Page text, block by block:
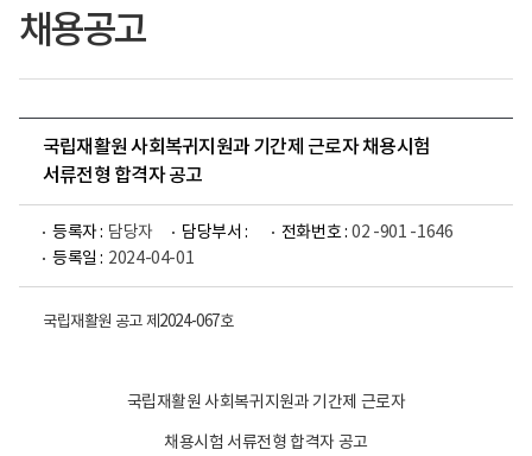
채용공고
국립재활원 사회복귀지원과 기간제 근로자 채용시험
서류전형 합격자 공고
등록자 : 담당자 담당부서 : 전화번호 : 02 -901 -1646
등록일 : 2024-04-01
국립재활원 공고 제2024-067호
국립재활원 사회복귀지원과 기간제 근로자
채용시험 서류전형 합격자 공고